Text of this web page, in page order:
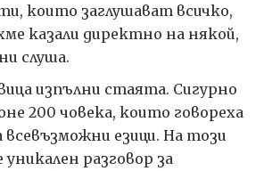
които заглушават всичко,
казали директно на някой,
слуша.
изпълни стаята. Сигурно
200 човека, които говореха
всевъзможни езици. На този
разговор за